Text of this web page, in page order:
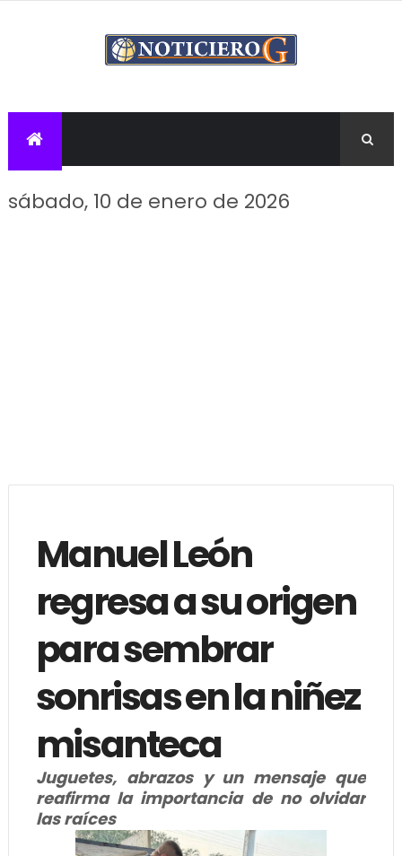
sábado, 10 de enero de 2026
Manuel León
regresa a su origen
para sembrar
sonrisas en la niñez
misanteca
Juguetes, abrazos y un mensaje que
reafirma la importancia de no olvidar
las raíces